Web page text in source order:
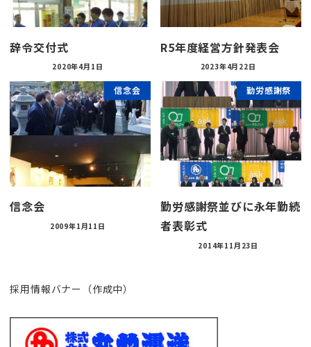
辞令交付式
2020年4月1日
R5年度経営方針発表会
2023年4月22日
信念会
信念会
2009年1月11日
勤労感謝祭
勤労感謝祭並びに永年勤続
者表彰式
2014年11月23日
採用情報バナー（作成中）